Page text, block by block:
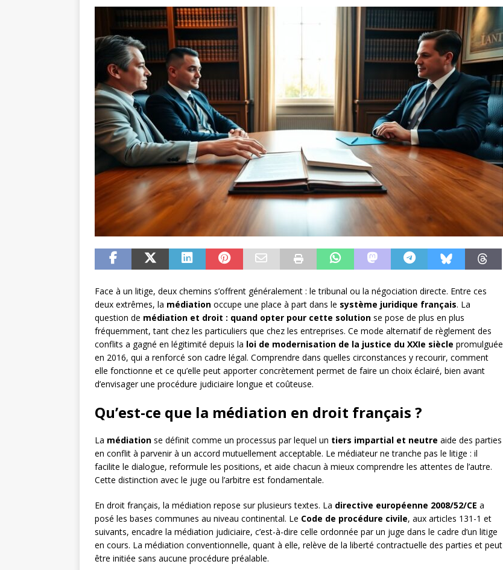
Face à un litige, deux chemins s’offrent généralement : le tribunal ou la négociation directe. Entre ces
deux extrêmes, la médiation occupe une place à part dans le système juridique français. La
question de médiation et droit : quand opter pour cette solution se pose de plus en plus
fréquemment, tant chez les particuliers que chez les entreprises. Ce mode alternatif de règlement des
conflits a gagné en légitimité depuis la loi de modernisation de la justice du XXIe siècle promulguée
en 2016, qui a renforcé son cadre légal. Comprendre dans quelles circonstances y recourir, comment
elle fonctionne et ce qu’elle peut apporter concrètement permet de faire un choix éclairé, bien avant
d’envisager une procédure judiciaire longue et coûteuse.
Qu’est-ce que la médiation en droit français ?
La médiation se définit comme un processus par lequel un tiers impartial et neutre aide des parties
en conflit à parvenir à un accord mutuellement acceptable. Le médiateur ne tranche pas le litige : il
facilite le dialogue, reformule les positions, et aide chacun à mieux comprendre les attentes de l’autre.
Cette distinction avec le juge ou l’arbitre est fondamentale.
En droit français, la médiation repose sur plusieurs textes. La directive européenne 2008/52/CE a
posé les bases communes au niveau continental. Le Code de procédure civile, aux articles 131-1 et
suivants, encadre la médiation judiciaire, c’est-à-dire celle ordonnée par un juge dans le cadre d’un litige
en cours. La médiation conventionnelle, quant à elle, relève de la liberté contractuelle des parties et peut
être initiée sans aucune procédure préalable.